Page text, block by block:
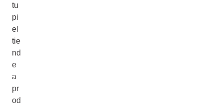
tu
pi
el
tie
nd
e
a
pr
od